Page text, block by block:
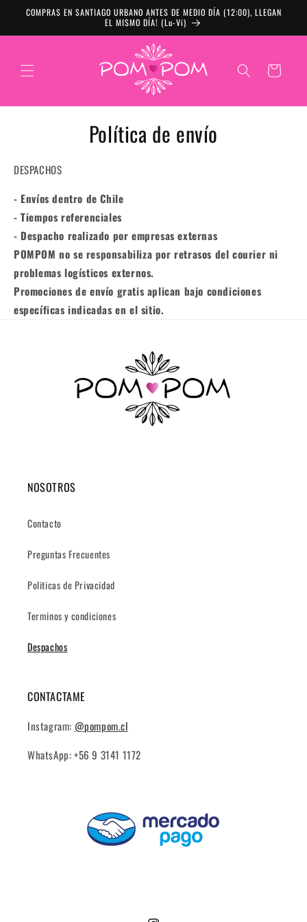
Ir directamente al
COMPRAS EN SANTIAGO URBANO ANTES DE MEDIO DÍA (12:00), LLEGAN
EL MISMO DÍA! (Lu-Vi)
Carrito
Política de envío
DESPACHOS
- Envíos dentro de Chile
- Tiempos referenciales
- Despacho realizado por empresas externas
POMPOM no se responsabiliza por retrasos del courier ni
problemas logísticos externos.
Promociones de envío gratis aplican bajo condiciones
específicas indicadas en el sitio.
NOSOTROS
Contacto
Preguntas Frecuentes
Politicas de Privacidad
Terminos y condiciones
Despachos
CONTACTAME
Instagram: @pompom.cl
WhatsApp: +56 9 3141 1172